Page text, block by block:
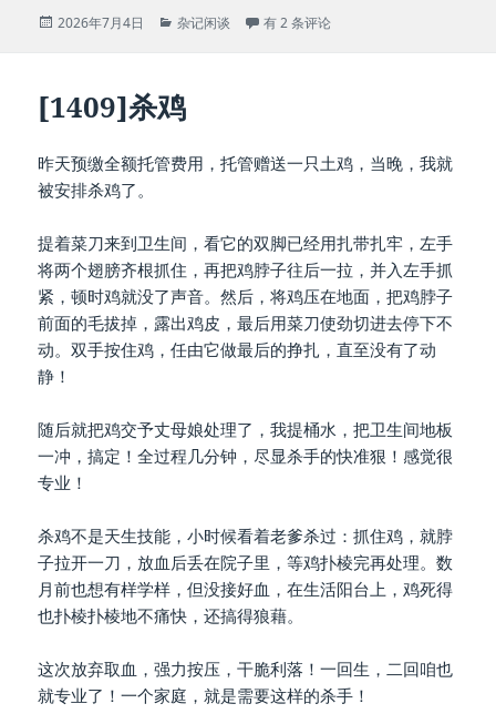
发
2026年7月4日
分
杂记闲谈 [1410]感知
有 2 条评论
[1409]杀鸡
昨天预缴全额托管费用，托管赠送一只土鸡，当晚，我就
被安排杀鸡了。
提着菜刀来到卫生间，看它的双脚已经用扎带扎牢，左手
将两个翅膀齐根抓住，再把鸡脖子往后一拉，并入左手抓
紧，顿时鸡就没了声音。然后，将鸡压在地面，把鸡脖子
前面的毛拔掉，露出鸡皮，最后用菜刀使劲切进去停下不
动。双手按住鸡，任由它做最后的挣扎，直至没有了动
静！
随后就把鸡交予丈母娘处理了，我提桶水，把卫生间地板
一冲，搞定！全过程几分钟，尽显杀手的快准狠！感觉很
专业！
杀鸡不是天生技能，小时候看着老爹杀过：抓住鸡，就脖
子拉开一刀，放血后丢在院子里，等鸡扑棱完再处理。数
月前也想有样学样，但没接好血，在生活阳台上，鸡死得
也扑棱扑棱地不痛快，还搞得狼藉。
这次放弃取血，强力按压，干脆利落！一回生，二回咱也
就专业了！一个家庭，就是需要这样的杀手！